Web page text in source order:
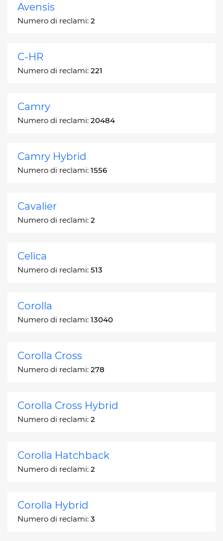
Avensis
Numero di reclami: 2
C-HR
Numero di reclami: 221
Camry
Numero di reclami: 20484
Camry Hybrid
Numero di reclami: 1556
Cavalier
Numero di reclami: 2
Celica
Numero di reclami: 513
Corolla
Numero di reclami: 13040
Corolla Cross
Numero di reclami: 278
Corolla Cross Hybrid
Numero di reclami: 2
Corolla Hatchback
Numero di reclami: 2
Corolla Hybrid
Numero di reclami: 3